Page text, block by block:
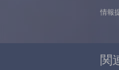
情報
関